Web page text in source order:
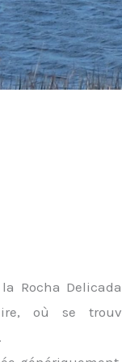
Rocha
où se